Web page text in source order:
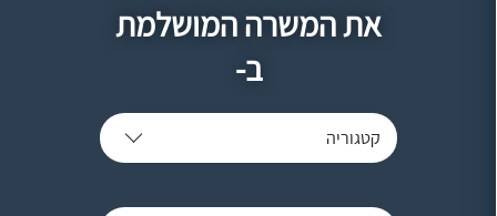
את המשרה המושלמת
ב-
קטגוריה